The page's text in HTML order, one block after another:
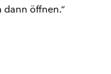
öffnen.“